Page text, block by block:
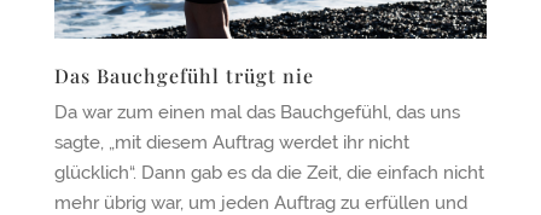
Das Bauchgefühl trügt nie
Da war zum einen mal das Bauchgefühl, das uns
sagte, „mit diesem Auftrag werdet ihr nicht
glücklich“. Dann gab es da die Zeit, die einfach nicht
mehr übrig war, um jeden Auftrag zu erfüllen und